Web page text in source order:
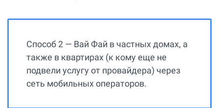
Способ 2 — Вай Фай в частных домах, а
также в квартирах (к кому еще не
подвели услугу от провайдера) через
сеть мобильных операторов.